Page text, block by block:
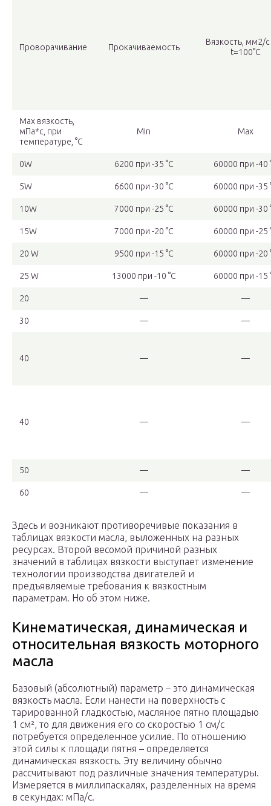
Проворачивание Прокачиваемость
Вязкость, мм2/
t=100°С
Мах вязкость,
мПа*с, при
температуре, °С
Min Мах
0W 6200 при -35 °С 60000 при -40
5W 6600 при -30 °С 60000 при -35
10W 7000 при -25 °С 60000 при -30
15W 7000 при -20 °С 60000 при -25
20 W 9500 при -15 °С 60000 при -20
25 W 13000 при -10 °С 60000 при -15
20 — —
30 — —
40 — —
40 — —
50 — —
60 — —
Здесь и возникают противоречивые показания в
таблицах вязкости масла, выложенных на разных
ресурсах. Второй весомой причиной разных
значений в таблицах вязкости выступает изменение
технологии производства двигателей и
предъявляемые требования к вязкостным
параметрам. Но об этом ниже.
Кинематическая, динамическая и
относительная вязкость моторного
масла
Базовый (абсолютный) параметр – это динамическая
вязкость масла. Если нанести на поверхность с
тарированной гладкостью, масляное пятно площадью
1 см², то для движения его со скоростью 1 см/с
потребуется определенное усилие. По отношению
этой силы к площади пятня – определяется
динамическая вязкость. Эту величину обычно
рассчитывают под различные значения температуры.
Измеряется в миллипаскалях, разделенных на время
в секундах: мПа/с.